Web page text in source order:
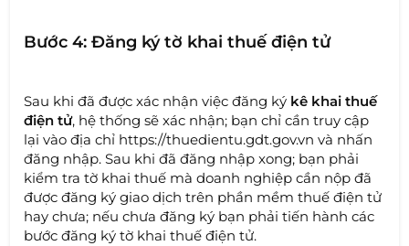
Bước 4: Đăng ký tờ khai thuế điện tử
Sau khi đã được xác nhận việc đăng ký kê khai thuế
điện tử, hệ thống sẽ xác nhận; bạn chỉ cần truy cập
lại vào địa chỉ https://thuedientu.gdt.gov.vn và nhấn
đăng nhập. Sau khi đã đăng nhập xong; bạn phải
kiểm tra tờ khai thuế mà doanh nghiệp cần nộp đã
được đăng ký giao dịch trên phần mềm thuế điện tử
hay chưa; nếu chưa đăng ký bạn phải tiến hành các
bước đăng ký tờ khai thuế điện tử.